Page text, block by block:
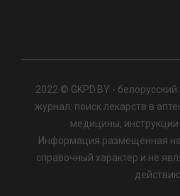
2022 © GKPD.BY -
журнал: поиск лекарств в
медицины, инструкции
Информация размещенная на
справочный характер и не
действию.